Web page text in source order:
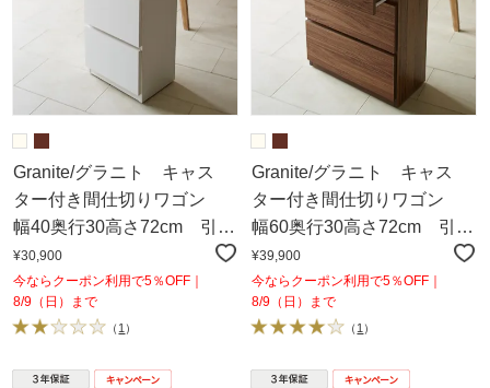
Granite/グラニト キャス
ター付き間仕切りワゴン
幅40奥行30高さ72cm 引き
出しタイプ
¥30,900
今ならクーポン利用で5％OFF｜
8/9（日）まで
（ 1 ）
Granite/グラニト キャス
ター付き間仕切りワゴン
幅60奥行30高さ72cm 引き
出しタイプ
¥39,900
今ならクーポン利用で5％OFF｜
8/9（日）まで
（ 1 ）